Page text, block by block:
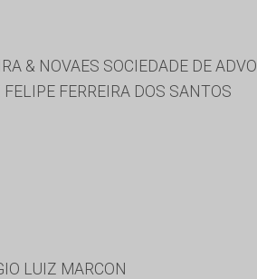
& NOVAES SOCIEDADE DE
FERREIRA DOS SANTOS
LUIZ MARCON